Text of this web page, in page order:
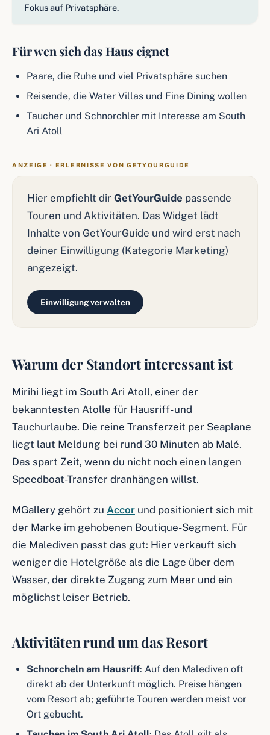
Fokus auf Privatsphäre.
Für wen sich das Haus eignet
Paare, die Ruhe und viel Privatsphäre suchen
Reisende, die Water Villas und Fine Dining wollen
Taucher und Schnorchler mit Interesse am South
Ari Atoll
ANZEIGE · ERLEBNISSE VON GETYOURGUIDE
Hier empfiehlt dir GetYourGuide passende
Touren und Aktivitäten. Das Widget lädt
Inhalte von GetYourGuide und wird erst nach
deiner Einwilligung (Kategorie Marketing)
angezeigt.
Einwilligung verwalten
Warum der Standort interessant ist
Mirihi liegt im South Ari Atoll, einer der
bekanntesten Atolle für Hausriff- und
Tauchurlaube. Die reine Transferzeit per Seaplane
liegt laut Meldung bei rund 30 Minuten ab Malé.
Das spart Zeit, wenn du nicht noch einen langen
Speedboat-Transfer dranhängen willst.
MGallery gehört zu Accor und positioniert sich mit
der Marke im gehobenen Boutique-Segment. Für
die Malediven passt das gut: Hier verkauft sich
weniger die Hotelgröße als die Lage über dem
Wasser, der direkte Zugang zum Meer und ein
möglichst leiser Betrieb.
Aktivitäten rund um das Resort
Schnorcheln am Hausriff: Auf den Malediven oft
direkt ab der Unterkunft möglich. Preise hängen
vom Resort ab; geführte Touren werden meist vor
Ort gebucht.